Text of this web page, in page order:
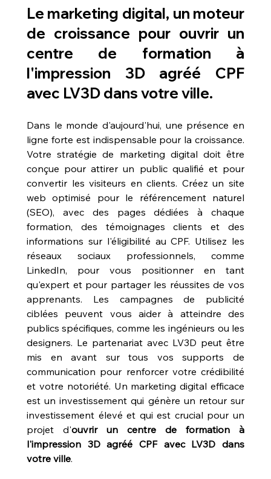
Le marketing digital, un moteur
de croissance pour ouvrir un
centre de formation à
l'impression 3D agréé CPF
avec LV3D dans votre ville.
Dans le monde d'aujourd'hui, une présence en
ligne forte est indispensable pour la croissance.
Votre stratégie de marketing digital doit être
conçue pour attirer un public qualifié et pour
convertir les visiteurs en clients. Créez un site
web optimisé pour le référencement naturel
(SEO), avec des pages dédiées à chaque
formation, des témoignages clients et des
informations sur l'éligibilité au CPF. Utilisez les
réseaux sociaux professionnels, comme
LinkedIn, pour vous positionner en tant
qu'expert et pour partager les réussites de vos
apprenants. Les campagnes de publicité
ciblées peuvent vous aider à atteindre des
publics spécifiques, comme les ingénieurs ou les
designers. Le partenariat avec LV3D peut être
mis en avant sur tous vos supports de
communication pour renforcer votre crédibilité
et votre notoriété. Un marketing digital efficace
est un investissement qui génère un retour sur
investissement élevé et qui est crucial pour un
projet d'ouvrir un centre de formation à
l'impression 3D agréé CPF avec LV3D dans
votre ville.